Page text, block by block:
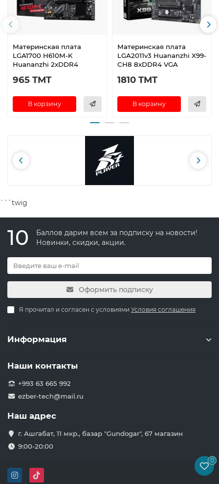
Материнская плата
LGA1700 H610M-K
Huananzhi 2xDDR4
965 TMT
В корзину
Материнская плата
LGA2011v3 Huananzhi X99-
CH8 8xDDR4 VGA
1810 TMT
В корзину
```twig
10
Баллов дарим всем за подписку на новости!
Новинки, скидки, акции.
Оформить подписку
Я прочитал и согласен с условиями Условия соглашения
Информация
Наши контакты
+993 63 665 992
ezber-tech@mail.ru
Наш адрес
г. Ашгабат, 11 мкр., базар "Gundogar", 67 магазин
9:00-20:00
0